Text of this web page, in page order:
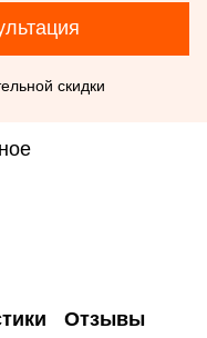
скидки
Отзывы